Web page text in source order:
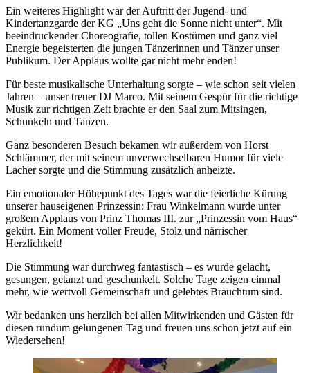
Ein weiteres Highlight war der Auftritt der Jugend- und
Kindertanzgarde der KG „Uns geht die Sonne nicht unter“. Mit
beeindruckender Choreografie, tollen Kostümen und ganz viel
Energie begeisterten die jungen Tänzerinnen und Tänzer unser
Publikum. Der Applaus wollte gar nicht mehr enden!
Für beste musikalische Unterhaltung sorgte – wie schon seit vielen
Jahren – unser treuer DJ Marco. Mit seinem Gespür für die richtige
Musik zur richtigen Zeit brachte er den Saal zum Mitsingen,
Schunkeln und Tanzen.
Ganz besonderen Besuch bekamen wir außerdem von Horst
Schlämmer, der mit seinem unverwechselbaren Humor für viele
Lacher sorgte und die Stimmung zusätzlich anheizte.
Ein emotionaler Höhepunkt des Tages war die feierliche Kürung
unserer hauseigenen Prinzessin: Frau Winkelmann wurde unter
großem Applaus von Prinz Thomas III. zur „Prinzessin vom Haus“
gekürt. Ein Moment voller Freude, Stolz und närrischer
Herzlichkeit!
Die Stimmung war durchweg fantastisch – es wurde gelacht,
gesungen, getanzt und geschunkelt. Solche Tage zeigen einmal
mehr, wie wertvoll Gemeinschaft und gelebtes Brauchtum sind.
Wir bedanken uns herzlich bei allen Mitwirkenden und Gästen für
diesen rundum gelungenen Tag und freuen uns schon jetzt auf ein
Wiedersehen!